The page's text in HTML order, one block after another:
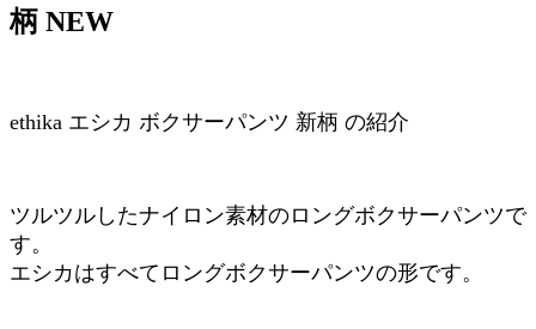
柄 NEW
ethika エシカ ボクサーパンツ 新柄 の紹介
ツルツルしたナイロン素材のロングボクサーパンツで
す。
エシカはすべてロングボクサーパンツの形です。